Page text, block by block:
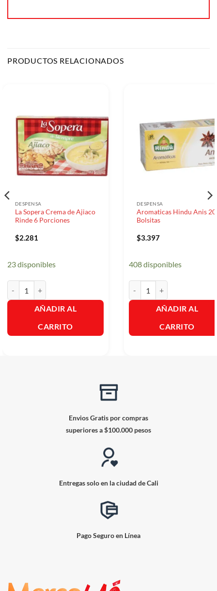
PRODUCTOS RELACIONADOS
DESPENSA
La Sopera Crema de Ajiaco
Rinde 6 Porciones
$2.281
23 disponibles
AÑADIR AL
CARRITO
DESPENSA
Aromaticas Hindu Anis 20
Bolsitas
$3.397
408 disponibles
AÑADIR AL
CARRITO
Envios Gratis por compras
superiores a $100.000 pesos
Entregas solo en la ciudad de Cali
Pago Seguro en Línea